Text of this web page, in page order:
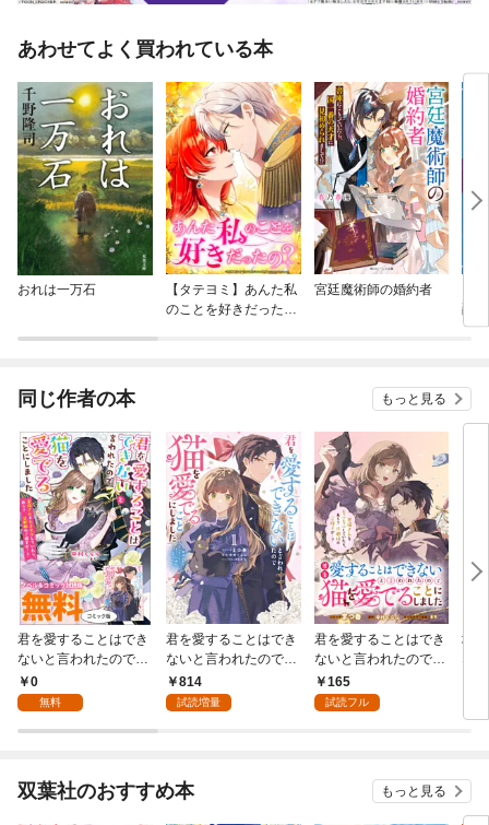
あわせてよく買われている本
おれは一万石
【タテヨミ】あんた私
のことを好きだった
宮廷魔術師の婚約者
爵
を
同じ作者の本 もっと見る
君を愛することはでき
ないと言われたので猫
を愛でることにしまし
た 黒猫さんをもふも
旦那様のご様子
0
無料
君を愛することはでき
ないと言われたので猫
を愛でることにしまし
た 黒猫さんをもふも
814
試読増量
君を愛することはでき
ないと言われたので猫
を愛でることにしまし
た 黒猫さんをもふも
165
試読フル
地
な
双葉社のおすすめ本 もっと見る